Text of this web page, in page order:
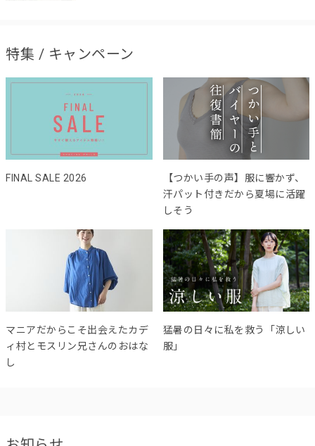
特集 / キャンペーン
FINAL SALE 2026
【つかい手の声】服に響かず、
汗パット付きだから夏場に活躍
しそう
マニアだからこそ出会えたカデ
ィ村とモスリン兄さんのおはな
し
猛暑の日々に私を救う「涼しい
服」